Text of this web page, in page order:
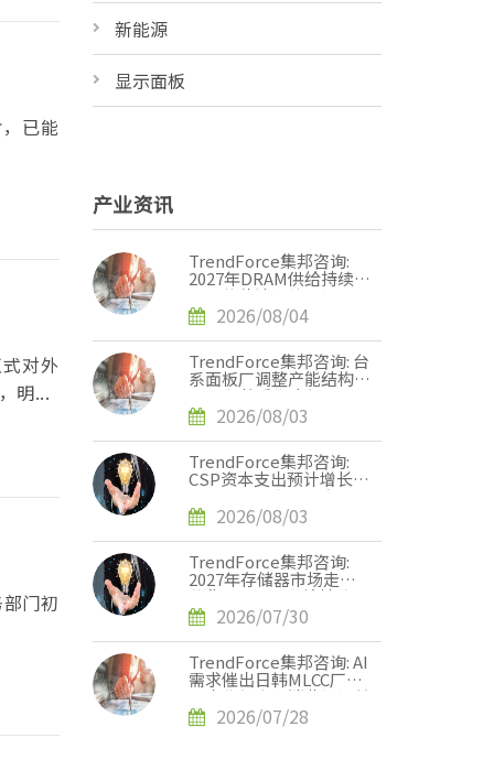
已能
对外
明...
门初
新能源
显示面板
产业资讯
TrendForce集邦咨询:
2027年DRAM供给持续紧
张，英伟达评估下调
Rubin Ultra HBM配置
2026/08/04
TrendForce集邦咨询: 台
系面板厂调整产能结构，
2028年将重塑电视、显
示器、笔记本电脑三大面
板供需版图
2026/08/03
TrendForce集邦咨询:
CSP资本支出预计增长
90%，2026年AI服务器
出货量增幅上调至近31%
2026/08/03
TrendForce集邦咨询:
2027年存储器市场走势
分化，DRAM供给持续紧
缺、NAND Flash转趋宽
松
2026/07/30
TrendForce集邦咨询: AI
需求催出日韩MLCC厂单
月出货新高，消费级订单
外溢效应显现
2026/07/28